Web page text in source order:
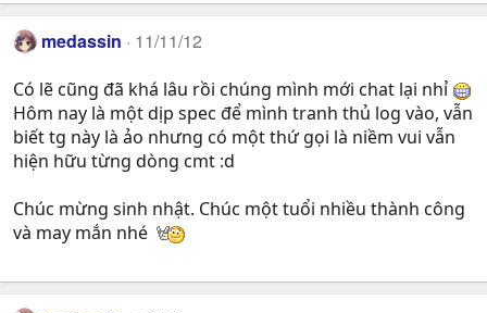
medassin 11/11/12
Có lẽ cũng đã khá lâu rồi chúng mình mới chat lại nhỉ
Hôm nay là một dịp spec để mình tranh thủ log vào, vẫn
biết tg này là ảo nhưng có một thứ gọi là niềm vui vẫn
hiện hữu từng dòng cmt :d
Chúc mừng sinh nhật. Chúc một tuổi nhiều thành công
và may mắn nhé